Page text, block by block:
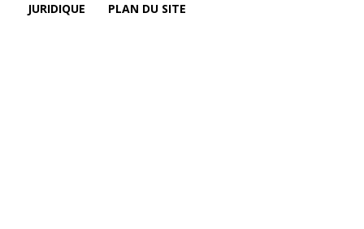
JURIDIQUE PLAN DU SITE